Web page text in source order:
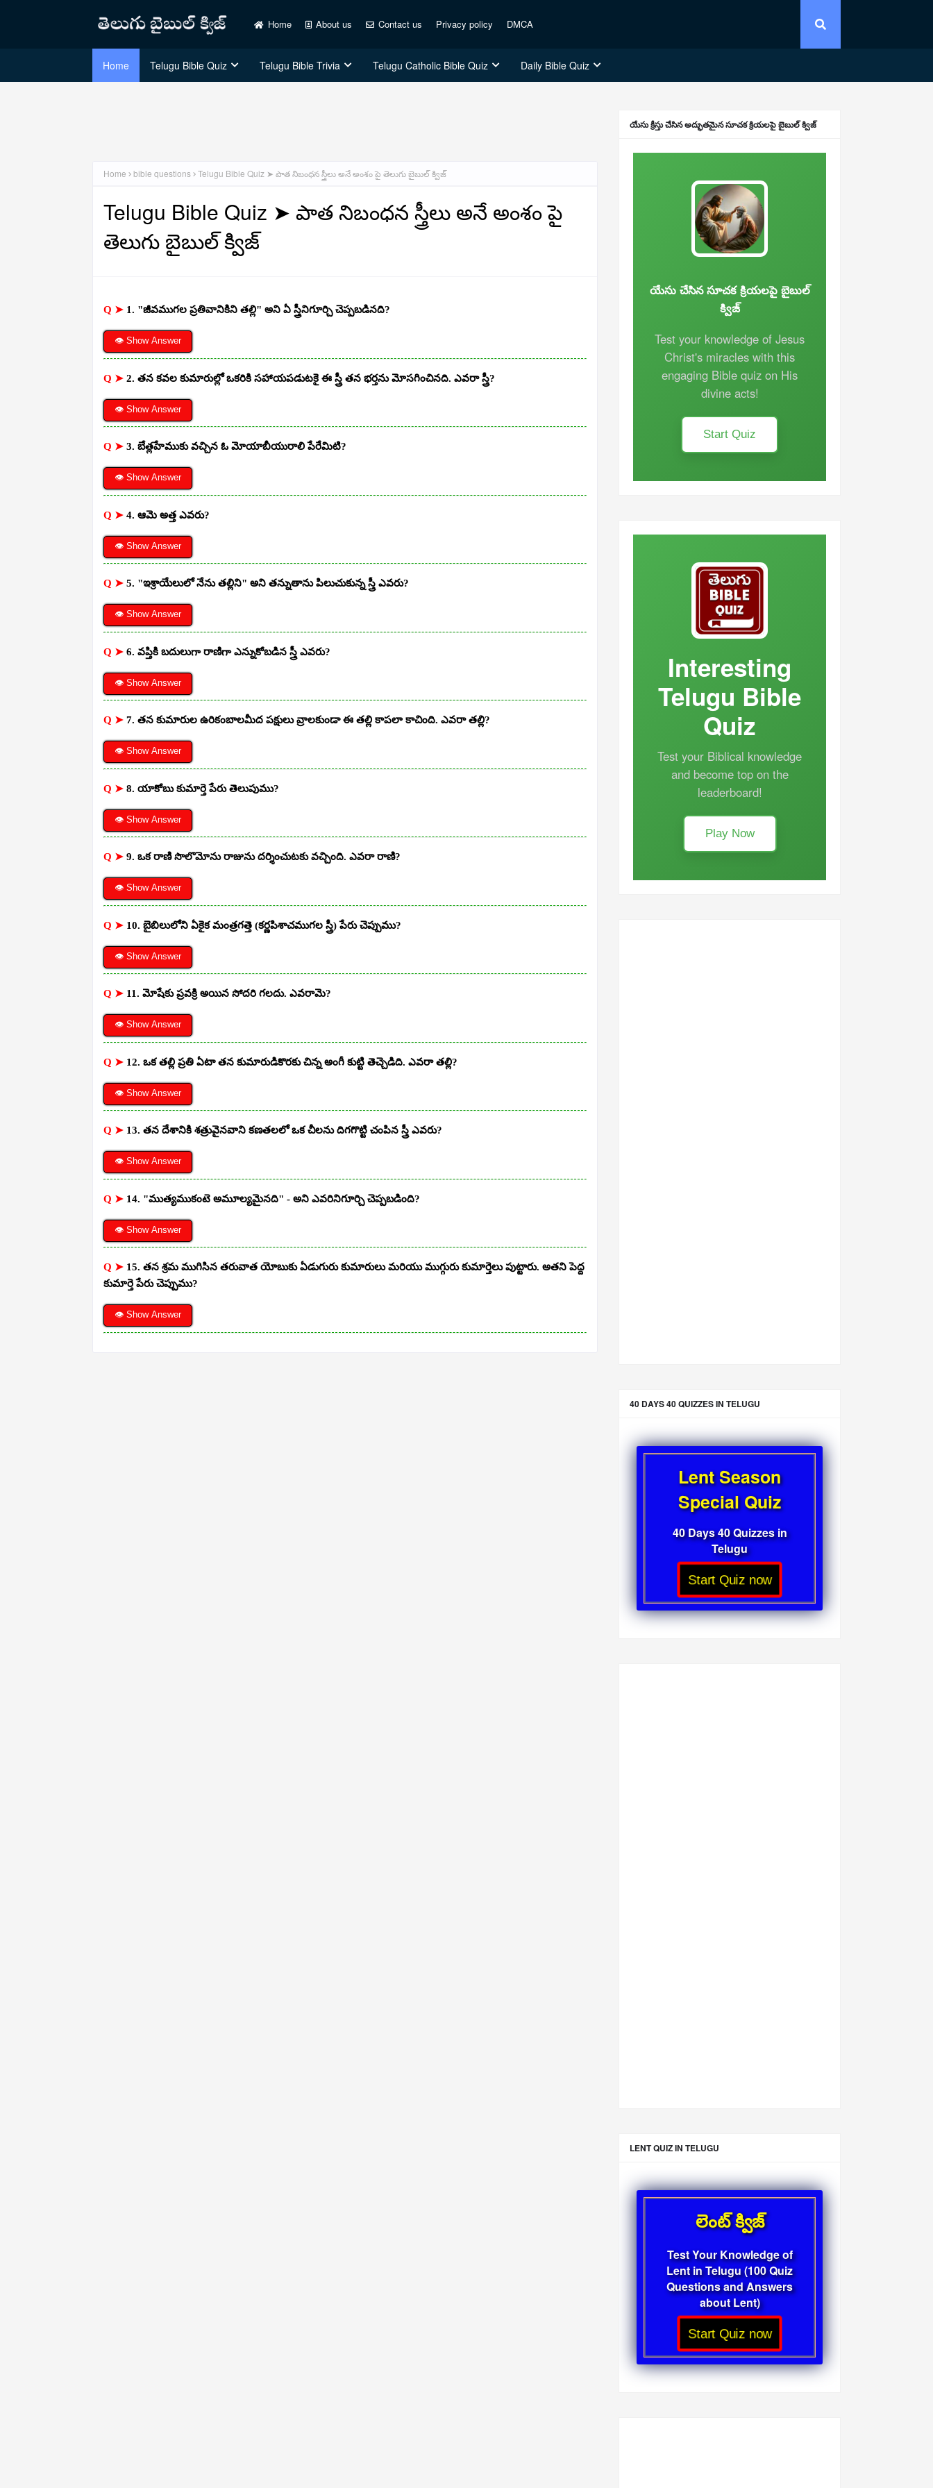
Home About us Contact us Privacy policy DMCA
Home Telugu Bible Quiz Telugu Bible Trivia Telugu Catholic Bible Quiz Daily Bible Quiz
Home bible questions Telugu Bible Quiz ➤ పాత నిబంధన స్త్రీలు అనే అంశం పై తెలుగు బైబుల్ క్విజ్
Telugu Bible Quiz ➤ పాత నిబంధన స్త్రీలు అనే అంశం పై
తెలుగు బైబుల్ క్విజ్
Q ➤ 1. "జీవముగల ప్రతివానికిని తల్లి" అని ఏ స్త్రీనిగూర్చి చెప్పబడినది?
👁 Show Answer
Q ➤ 2. తన కవల కుమారుల్లో ఒకరికి సహాయపడుటకై ఈ స్త్రీ తన భర్తను మోసగించినది. ఎవరా స్త్రీ?
👁 Show Answer
Q ➤ 3. బేత్లహేముకు వచ్చిన ఓ మోయాబీయురాలి పేరేమిటి?
👁 Show Answer
Q ➤ 4. ఆమె అత్త ఎవరు?
👁 Show Answer
Q ➤ 5. "ఇశ్రాయేలులో నేను తల్లిని" అని తన్నుతాను పిలుచుకున్న స్త్రీ ఎవరు?
👁 Show Answer
Q ➤ 6. వప్తికి బదులుగా రాణిగా ఎన్నుకోబడిన స్త్రీ ఎవరు?
👁 Show Answer
Q ➤ 7. తన కుమారుల ఉరికంబాలమీద పక్షులు వ్రాలకుండా ఈ తల్లి కాపలా కాచింది. ఎవరా తల్లి?
👁 Show Answer
Q ➤ 8. యాకోబు కుమార్తె పేరు తెలుపుము?
👁 Show Answer
Q ➤ 9. ఒక రాణి సొలొమోను రాజును దర్శించుటకు వచ్చింది. ఎవరా రాణి?
👁 Show Answer
Q ➤ 10. బైబిలులోని ఏకైక మంత్రగత్తె (కర్ణపిశాచముగల స్త్రీ) పేరు చెప్పుము?
👁 Show Answer
Q ➤ 11. మోషేకు ప్రవక్రి అయిన సోదరి గలదు. ఎవరామె?
👁 Show Answer
Q ➤ 12. ఒక తల్లి ప్రతి ఏటా తన కుమారుడికొరకు చిన్న అంగీ కుట్టి తెచ్చెడిది. ఎవరా తల్లి?
👁 Show Answer
Q ➤ 13. తన దేశానికి శత్రువైనవాని కణతలలో ఒక చీలను దిగగొట్టి చంపిన స్త్రీ ఎవరు?
👁 Show Answer
Q ➤ 14. "ముత్యముకంటె అమూల్యమైనది" - అని ఎవరినిగూర్చి చెప్పబడింది?
👁 Show Answer
Q ➤ 15. తన శ్రమ ముగిసిన తరువాత యోబుకు ఏడుగురు కుమారులు మరియు ముగ్గురు కుమార్తెలు పుట్టారు. అతని పెద్ద
కుమార్తె పేరు చెప్పుము?
👁 Show Answer
యేసు క్రీస్తు చేసిన అద్భుతమైన సూచక క్రియలపై బైబుల్ క్విజ్
యేసు చేసిన సూచక క్రియలపై బైబుల్
క్విజ్
Test your knowledge of Jesus
Christ's miracles with this
engaging Bible quiz on His
divine acts!
Start Quiz
Interesting
Telugu Bible
Quiz
Test your Biblical knowledge
and become top on the
leaderboard!
Play Now
40 DAYS 40 QUIZZES IN TELUGU
Lent Season
Special Quiz
40 Days 40 Quizzes in
Telugu
Start Quiz now
LENT QUIZ IN TELUGU
లెంట్ క్విజ్
Test Your Knowledge of
Lent in Telugu (100 Quiz
Questions and Answers
about Lent)
Start Quiz now